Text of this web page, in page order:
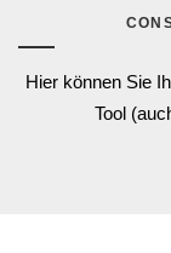
Hier können Sie
Tool